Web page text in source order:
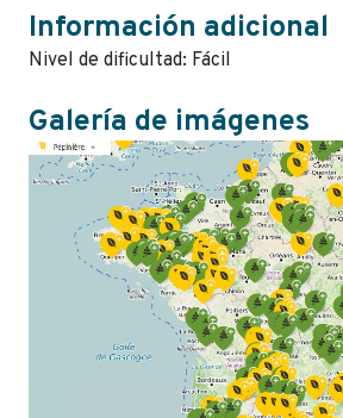
Información adicional
Nivel de dificultad: Fácil
Galería de imágenes